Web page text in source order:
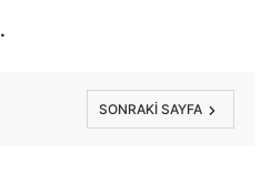
SONRAKI SAYFA